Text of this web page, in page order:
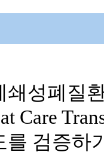
쇄성폐질
Care
를 검증하